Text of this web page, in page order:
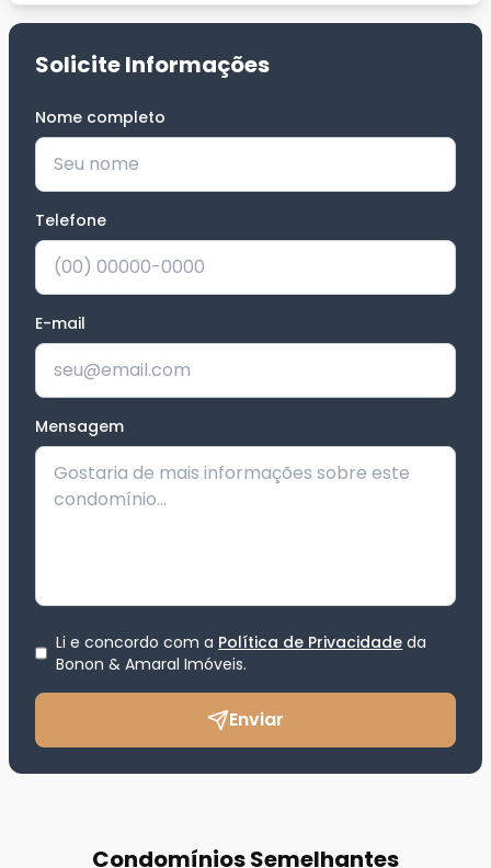
Solicite Informações
Nome completo
Telefone
E-mail
Mensagem
Li e concordo com a Política de Privacidade da
Bonon & Amaral Imóveis.
Enviar
Condomínios Semelhantes